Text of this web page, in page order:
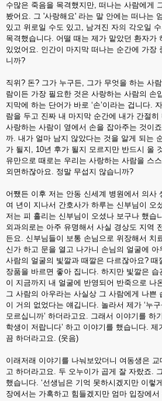
수많은 죽음을 목격했지만, 떠나는 사람에게
봤어요. 그 '사랑해요' 라는 말 안에는 떠나는
있고 위로일 수도 있고, 남겨진 자의 각오일
목격했습니다. 어떨 때는 제가 맡았던 환자가
있었어요. 인간이 마지막 떠나는 순간에 가장
니까?
직위? 돈? 그가 누구든, 그가 무엇을 하는 사
람이든 가장 필요한 것은 사랑하는 사람의 손
지막에 하는 단어가 바로 ‘손’이라는 겁니다.
람을 두고 진짜 내 마지막 순간에 내가 간절
사랑하는 사람이 옆에서 손을 잡아주는 것이
까. 내가 얼마 남지 않았다는 것을 알게 되는
가 될지, 10년 후가 될지 모르지만 반드시 올
유만으로 때로는 우리는 사랑하는 사람을 스
외면하잖아요. 정말 무섭지 않습니까?
어쨌든 이후 저는 안동 신세계 병원에서 의사
여 년이 지나서 간호사가 하루는 신부님이 오
저는 피 흘리는 신부님이 오셨나 보구나 했습
외과의로는 아주 유명해서 사실 경상도 지역
든요. 신부님들이 보통 손님으로 위장해서 치
신가 하고 문을 열고 나가니 손님의 얼굴에 아
사람의 얼굴의 빛깔과 때깔은 다르잖아요?
장품을 바르면 좋아 집니다. 하지만 빛깔은
이 지금까지 내 얼굴에 반영되어 반죽으로 나
그 사람의 아우라는 사실상 그 사람에게 나쁜
이 거의 없었다는 얘깁니다. 놀라서 제가 ‘누구
모르십니까’ 하더라고요. 그래서 이야기를 하
학생이 저랍니다’ 하고 이야기를 했습니다.
끔 하더라고요. (웃음)
이래저래 이야기를 나눠보았더니 여동생은
고 하더라고요. 두 오누이가 곱게 잘 자랐죠.
했습니다. ‘선생님은 기억 못하시겠지만 이렇
장에서는 가혹하고 힘들겠지만 엄마 입장에